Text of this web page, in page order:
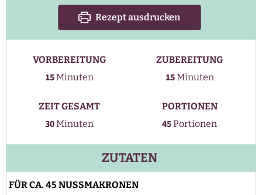
Rezept ausdrucken
VORBEREITUNG
15Minuten
Minuten
ZUBEREITUNG
15Minuten
Minuten
ZEIT GESAMT
30Minuten
Minuten
PORTIONEN
45Portionen
ZUTATEN
FÜR CA. 45 NUSSMAKRONEN